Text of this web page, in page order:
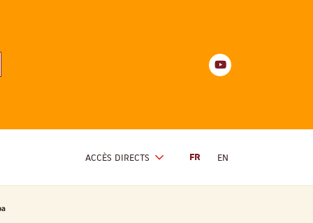
Youtube
ACCÈS DIRECTS FR EN